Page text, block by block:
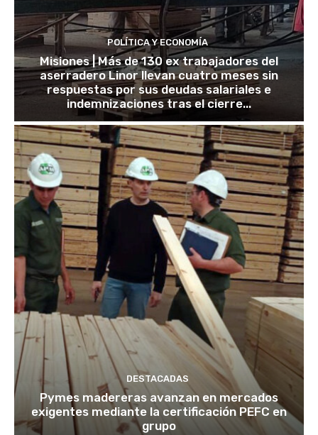
POLÍTICA Y ECONOMÍA
Misiones | Más de 130 ex trabajadores del
aserradero Linor llevan cuatro meses sin
respuestas por sus deudas salariales e
indemnizaciones tras el cierre...
DESTACADAS
Pymes madereras avanzan en mercados
exigentes mediante la certificación PEFC en
grupo